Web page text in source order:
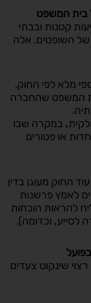
בית המשפט
קטנות ובבתי
השופטים. אלה
מלא לפי החוק.
המשפט שהחברה
במקרה שבו
או פטורים
החוק מעוגן בדין
לאמץ פרשנות
להראות הוכחות
לסייע, וכדומה).
שינקוט צעדים